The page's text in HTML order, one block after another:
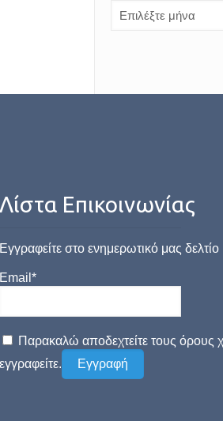
Λίστα Επικοινωνίας
Εγγραφείτε στο ενημερωτικό μας δελτίο
Email*
Παρακαλώ αποδεχτείτε τους όρους
εγγραφείτε.